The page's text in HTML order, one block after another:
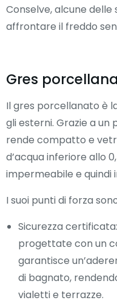
Conselve, alcune delle
affrontare il freddo
Gres
Il gres porcellanato è
gli esterni. Grazie a un
rende compatto e
d’acqua inferiore allo
impermeabile e quindi
I suoi punti di forza
Sicurezza
progettate con un
garantisce
di bagnato,
vialetti e terrazze.